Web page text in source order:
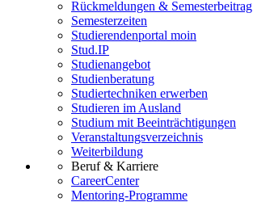
Rückmeldungen & Semesterbeitrag
Semesterzeiten
Studierendenportal moin
Stud.IP
Studienangebot
Studienberatung
Studiertechniken erwerben
Studieren im Ausland
Studium mit Beeinträchtigungen
Veranstaltungsverzeichnis
Weiterbildung
Beruf & Karriere
CareerCenter
Mentoring-Programme